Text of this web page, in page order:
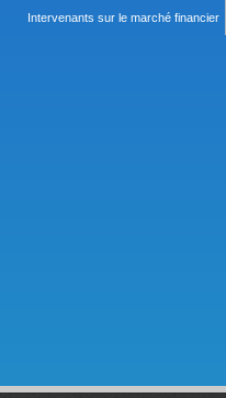
Intervenants sur le marché financier